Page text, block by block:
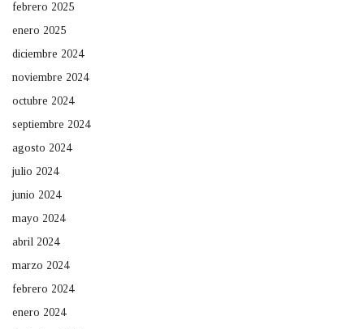
febrero 2025
enero 2025
diciembre 2024
noviembre 2024
octubre 2024
septiembre 2024
agosto 2024
julio 2024
junio 2024
mayo 2024
abril 2024
marzo 2024
febrero 2024
enero 2024